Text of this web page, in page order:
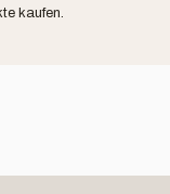
kaufen.